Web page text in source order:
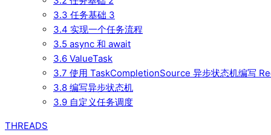
3.3 任务基础 3
3.4 实现一个任务流程
3.5 async 和 await
3.6 ValueTask
3.7 使用 TaskCompletionSource 异步状态机编写
3.8 编写异步状态机
3.9 自定义任务调度
THREADS